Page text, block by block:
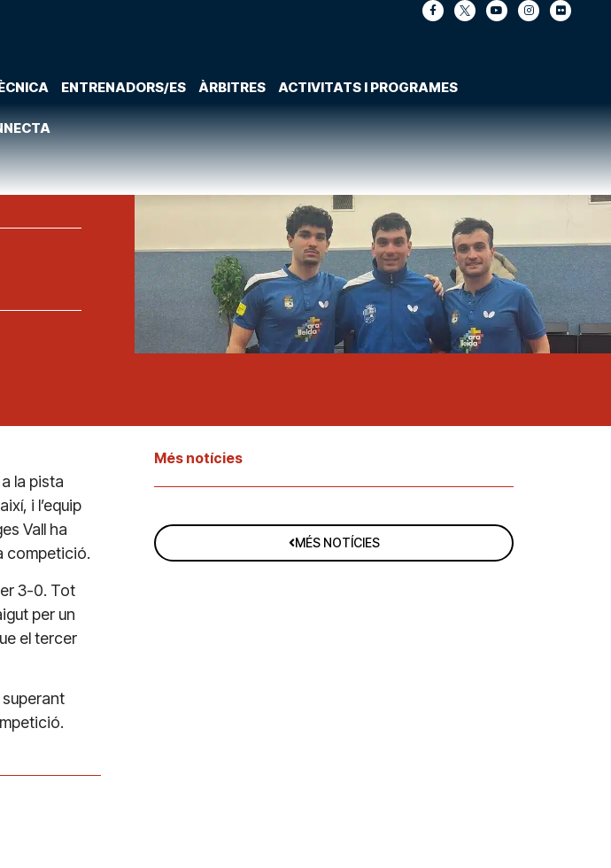
ENTRENADORS/ES ÀRBITRES ACTIVITATS I PROGRAMES
la pista
i l’equip
Vall ha
competició.
3-0. Tot
per un
el tercer
superant
Més notícies
MÉS NOTÍCIES